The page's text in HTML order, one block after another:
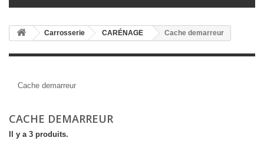
Carrosserie CARÉNAGE Cache demarreur
Cache demarreur
CACHE DEMARREUR
Il y a 3 produits.